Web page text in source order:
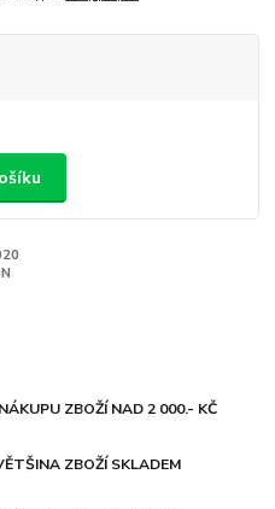
ZBOŽÍ NAD 2 000.- KČ
ZBOŽÍ SKLADEM